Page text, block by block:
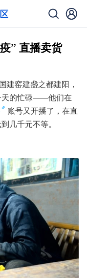
” 直播卖货
建窑建盏之都建阳，
天的忙碌——他们在
账号又开播了，在直
几千元不等。